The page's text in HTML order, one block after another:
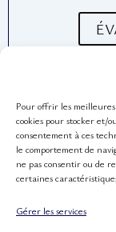
Pour offrir les meilleures
cookies pour stocker et/
consentement à ces
le comportement de
ne pas consentir ou de
certaines
Gérer les services